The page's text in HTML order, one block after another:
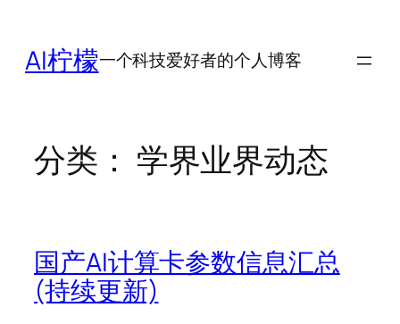
AI柠檬一个科技爱好者的个人博客
分类： 学界业界动态
国产AI计算卡参数信息汇总
(持续更新)